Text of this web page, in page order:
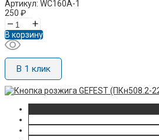
Артикул: WC160A-1
250 ₽
– +
В корзину
В 1 клик